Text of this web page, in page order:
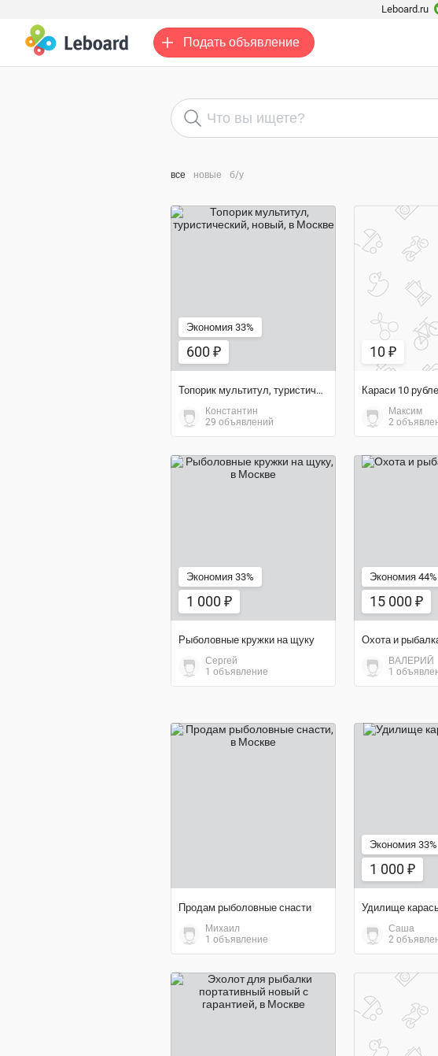
Leboard.ru
Подать объявление
все новые б/у
Экономия 33%
600 ₽
Топорик мультитул, туристический, новый
Константин
29 объявлений
10 ₽
Караси 10
Максим
2
10 ₽
Экономия 33%
1 000 ₽
Рыболовные кружки на щуку
Сергей
1 объявление
Экономия 44%
15 000 ₽
Охота и
ВАЛЕРИЙ
1
Продам рыболовные снасти
Михаил
1 объявление
Экономия 33%
1 000 ₽
Удилище
Саша
2
10 900 ₽